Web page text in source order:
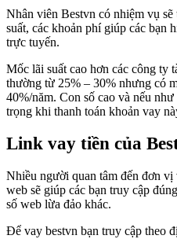
Nhân viên Bestvn có nhiệm vụ
suất, các khoản phí giúp các bạn
trực tuyến.
Mốc lãi suất cao hơn các công ty
thường từ 25% – 30% nhưng có
40%/năm. Con số cao và nếu
trọng khi thanh toán khoản vay
Link vay tiền của
Nhiều người quan tâm đến đơn
web sẽ giúp các bạn truy cập
số web lừa đảo khác.
Để vay bestvn bạn truy cập theo